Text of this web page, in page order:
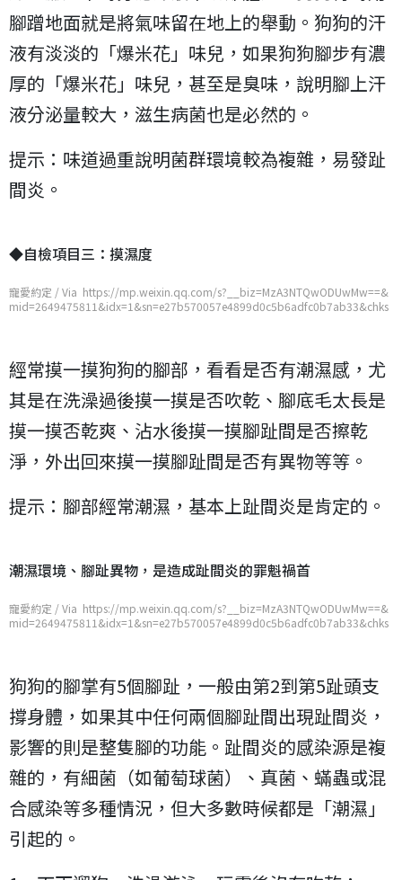
腳蹭地面就是將氣味留在地上的舉動。狗狗的汗
液有淡淡的「爆米花」味兒，如果狗狗腳步有濃
厚的「爆米花」味兒，甚至是臭味，說明腳上汗
液分泌量較大，滋生病菌也是必然的。
提示：味道過重說明菌群環境較為複雜，易發趾
間炎。
◆自檢項目三：摸濕度
寵愛約定 / Via https://mp.weixin.qq.com/s?__biz=MzA3NTQwODUwMw==&
mid=2649475811&idx=1&sn=e27b570057e4899d0c5b6adfc0b7ab33&chks
經常摸一摸狗狗的腳部，看看是否有潮濕感，尤
其是在洗澡過後摸一摸是否吹乾、腳底毛太長是
摸一摸否乾爽、沾水後摸一摸腳趾間是否擦乾
淨，外出回來摸一摸腳趾間是否有異物等等。
提示：腳部經常潮濕，基本上趾間炎是肯定的。
潮濕環境、腳趾異物，是造成趾間炎的罪魁禍首
寵愛約定 / Via https://mp.weixin.qq.com/s?__biz=MzA3NTQwODUwMw==&
mid=2649475811&idx=1&sn=e27b570057e4899d0c5b6adfc0b7ab33&chks
狗狗的腳掌有5個腳趾，一般由第2到第5趾頭支
撐身體，如果其中任何兩個腳趾間出現趾間炎，
影響的則是整隻腳的功能。趾間炎的感染源是複
雜的，有細菌（如葡萄球菌）、真菌、蟎蟲或混
合感染等多種情況，但大多數時候都是「潮濕」
引起的。